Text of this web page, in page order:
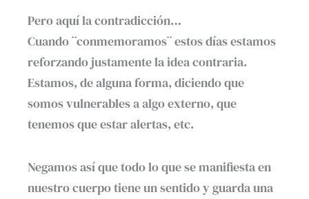
Pero aquí la contradicción…
Cuando ¨conmemoramos¨ estos días estamos
reforzando justamente la idea contraria.
Estamos, de alguna forma, diciendo que
somos vulnerables a algo externo, que
tenemos que estar alertas, etc.
Negamos así que todo lo que se manifiesta en
nuestro cuerpo tiene un sentido y guarda una